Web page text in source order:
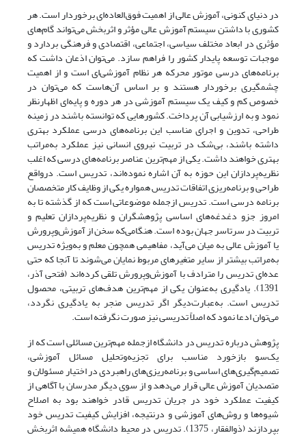
در دنیای کنونی، آموزش عالی از اهمیت فوق‌العاده‌ای برخوردار است. هر
کشوری با داشتن سیستم آموزش عالی مؤثر و اثربخش می‌تواند گام‌های
مؤثری در ابعاد مختلف سیاسی، اجتماعی، اقتصادی و فرهنگی بردارد و
موجبات توسعه پایدار کشور را فراهم سازد. می‌توان اذعان داشت که
برنامه‌های درسی موتور محرکه هر نظام آموزشی‌ای است و از اهمیت
چشمگیری برخوردار هستند و بر اساس آن‌هاست که می‌توان در
خصوص کم و کیف یک سیستم آموزشی در هر دوره و پایه‌ای اظهارنظر
نمود و به ارزشیابی آن پرداخت. کشورهایی که توانسته باشند در زمینه
طراحی، تدوین و اجرای مناسب این برنامه‌های درسی عملکرد بهتری
داشته باشند، بی‌شک در تربیت نیروی انسانی نیز عملکرد به‌مراتب
بهتری خواهند داشت. یکی از مهم‌ترین عناصر برنامه‌های درسی که اغلب
نظریه‌پردازان این حوزه به آن اشاره نموده‌اند، تدریس است. درواقع
طراحی و برنامه‌ریزی اتفاقات تدریس همواره یکی از وظایف کار متخصصان
برنامه درسی است. تدریس ازجمله موضوعاتی است که از گذشته تا به
امروز جزو دغدغه‌های اساسی پژوهشگران و نظریه‌پردازان تعلیم و
تربیت در سرتاسر جهان بوده است. هنگامی‌که سخن از آموزش‌وپرورش
یا آموزش عالی به میان می‌آید، مفاهیمی همچون معلم و به‌ویژه تدریس
به‌مراتب بیشتر از سایر متغیرهای مربوط نمایان می‌شوند تا آنجا که حتی
عده‌ای تدریس را مترادف با آموزش‌وپرورش تلقی کرده‌اند (فتحی آذر،
1391). یادگیری به‌عنوان یکی از مهم‌ترین هدف‌های تربیتی، محصول
تدریس است. به‌عبارت‌دیگر اگر تدریس منجر به یادگیری نگردد،
می‌توان ادعا نمود که اصلاً تدریسی نیز صورت نگرفته است.
پژوهش درباره تدریس در دانشگاه ازجمله مهم‌ترین مسائلی است که از
یک‌سو بازخورد مناسب برای تجزیه‌وتحلیل مسائل آموزشی،
تصمیم‌گیری‌های اساسی و برنامه‌ریزی‌های راهبردی در اختیار مسئولان و
متصدیان آموزش عالی قرار می‌دهد و از سوی دیگر مدرسان با آگاهی از
کیفیت عملکرد خود در جریان تدریس قادر خواهند بود به اصلاح
شیوه‌ها و روش‌های آموزشی و درنتیجه، افزایش کیفیت تدریس خود
بپردازند (ذوالفقار، 1375). تدریس در محیط دانشگاه همیشه اثربخش